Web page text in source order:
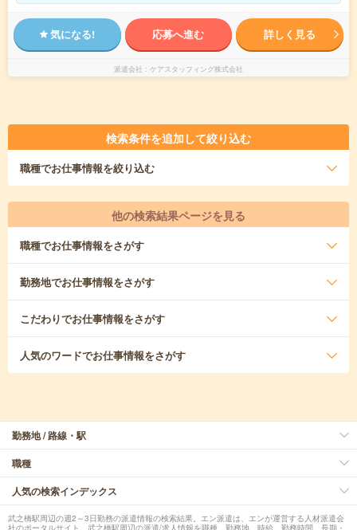
気になる! 応募へ進む 詳しく見る
派遣会社 ケアスタッフィング株式会社
検索条件を追加して絞り込む
職種でお仕事情報を絞り込む
他の検索結果ページを見る
職種でお仕事情報をさがす
勤務地でお仕事情報をさがす
こだわりでお仕事情報をさがす
人気のワードでお仕事情報をさがす
勤務地 / 路線・駅
職種
人気の検索インデックス
武之橋駅周辺の週2～3日勤務の派遣情報の検索結果。エン派遣は、エンが運営する人材派遣会
社のポータルサイト。武之橋駅周辺の派遣/求人情報を職種、勤務地、時給、勤務時間、長期・